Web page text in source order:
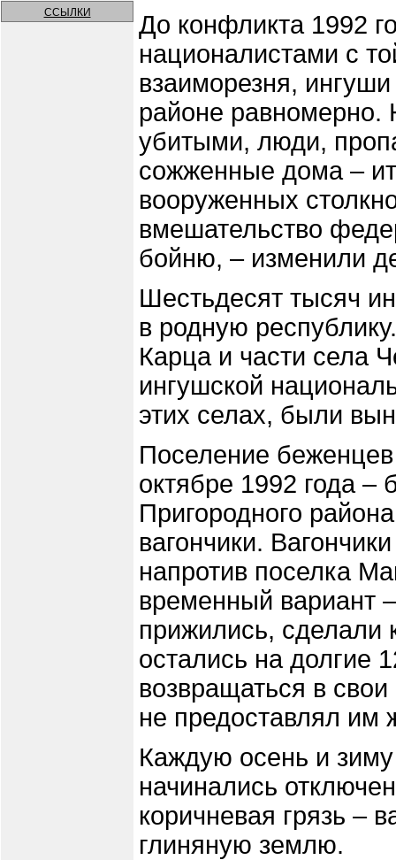
ССЫЛКИ
До конфликта 1992
националистами с
взаиморезня,
районе равномерно.
убитыми, люди,
сожженные дома –
вооруженных
вмешательство
бойню, – изменили
Шестьдесят тысяч
в родную
Карца и части села
ингушской
этих селах, были
Поселение
октябре 1992 года –
Пригородного
вагончики.
напротив поселка
временный вариант
прижились, сделали
остались на долгие
возвращаться в
не предоставлял им
Каждую осень и
начинались
коричневая грязь –
глиняную землю.